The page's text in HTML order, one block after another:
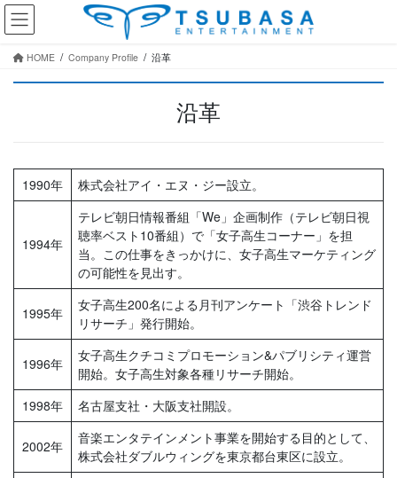
コ
ン
ナ
ビ
HOME Company Profile 沿革
沿革
1990年 株式会社アイ・エヌ・ジー設立。
1994年
テレビ朝日情報番組「We」企画制作（テレビ朝日視
聴率ベスト10番組）で「女子高生コーナー」を担
当。この仕事をきっかけに、女子高生マーケティング
の可能性を見出す。
1995年
女子高生200名による月刊アンケート「渋谷トレンド
リサーチ」発行開始。
1996年
女子高生クチコミプロモーション&パブリシティ運営
開始。女子高生対象各種リサーチ開始。
1998年
名古屋支社・大阪支社開設。
2002年
音楽エンタテインメント事業を開始する目的として、
株式会社ダブルウィングを東京都台東区に設立。